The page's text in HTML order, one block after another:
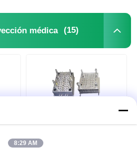
del molde
médica (15)
de plástico para
8:29 AM